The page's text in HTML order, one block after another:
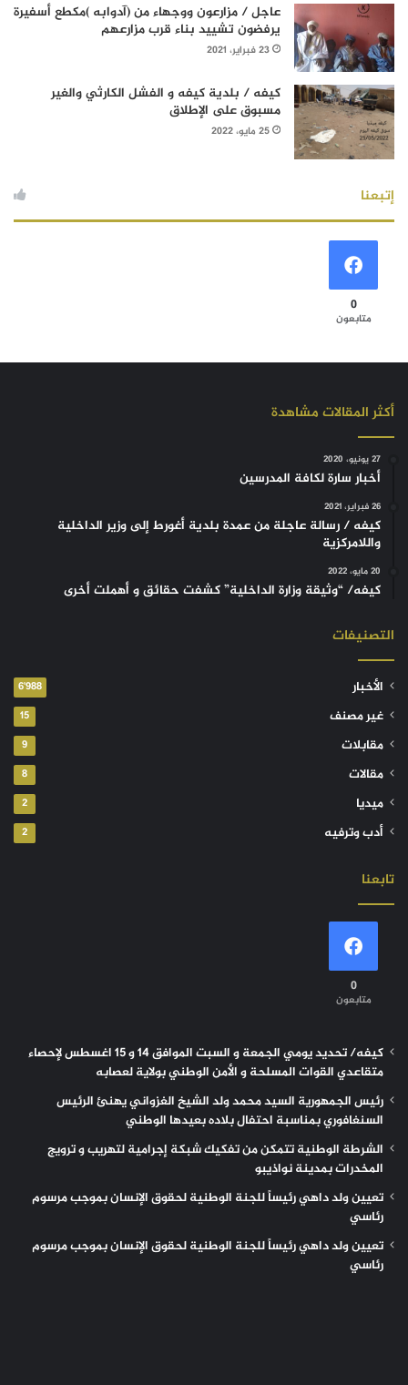
عاجل / مزارعون ووجهاء من (آدوابه )مكطع أسفيرة
يرفضون تشييد بناء قرب مزارعهم
23 فبراير، 2021
كيفه / بلدية كيفه و الفشل الكارثي والغير
مسبوق على الإطلاق
25 مايو، 2022
إتبعنا
0
متابعون
أكثر المقالات مشاهدة
27 يونيو، 2020
أخبار سارة لكافة المدرسين
26 فبراير، 2021
كيفه / رسالة عاجلة من عمدة بلدية أغورط إلى وزير الداخلية
واللامركزية
20 مايو، 2022
كيفه/ “وثيقة وزارة الداخلية” كشفت حقائق و أهملت أخرى
التصنيفات
الأخبار 6٬988
غير مصنف 15
مقابلات 9
مقالات 8
ميديا 2
أدب وترفيه 2
تابعنا
0
متابعون
كيفه/ تحديد يومي الجمعة و السبت الموافق 14 و 15 اغسطس لإحصاء
متقاعدي القوات المسلحة و الأمن الوطني بولاية لعصابه
رئيس الجمهورية السيد محمد ولد الشيخ الغزواني يهنئ الرئيس
السنغافوري بمناسبة احتفال بلاده بعيدها الوطني
الشرطة الوطنية تتمكن من تفكيك شبكة إجرامية لتهريب و ترويج
المخدرات بمدينة نواذيبو
تعيين ولد داهي رئيساً للجنة الوطنية لحقوق الإنسان بموجب مرسوم
رئاسي
تعيين ولد داهي رئيساً للجنة الوطنية لحقوق الإنسان بموجب مرسوم
رئاسي